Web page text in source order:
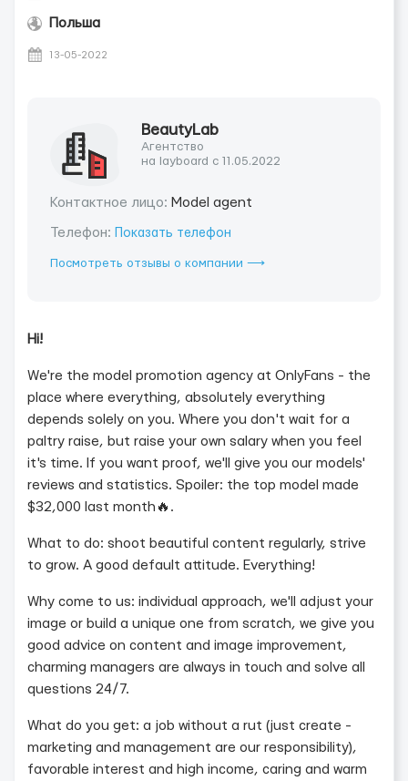
Польша
13-05-2022
BeautyLab
Агентство
на layboard с 11.05.2022
Контактное лицо: Model agent
Телефон: Показать телефон
Посмотреть отзывы о компании ⟶
Hi!
We're the model promotion agency at OnlyFans - the
place where everything, absolutely everything
depends solely on you. Where you don't wait for a
paltry raise, but raise your own salary when you feel
it's time. If you want proof, we'll give you our models'
reviews and statistics. Spoiler: the top model made
$32,000 last month🔥.
What to do: shoot beautiful content regularly, strive
to grow. A good default attitude. Everything!
Why come to us: individual approach, we'll adjust your
image or build a unique one from scratch, we give you
good advice on content and image improvement,
charming managers are always in touch and solve all
questions 24/7.
What do you get: a job without a rut (just create -
marketing and management are our responsibility),
favorable interest and high income, caring and warm